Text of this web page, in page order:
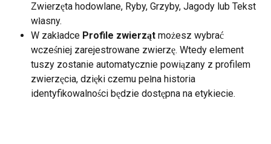
Zwierzęta hodowlane, Ryby, Grzyby, Jagody lub Tekst
własny.
W zakładce Profile zwierząt możesz wybrać
wcześniej zarejestrowane zwierzę. Wtedy element
tuszy zostanie automatycznie powiązany z profilem
zwierzęcia, dzięki czemu pełna historia
identyfikowalności będzie dostępna na etykiecie.